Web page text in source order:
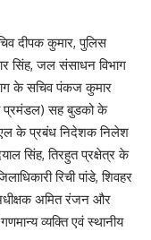
दीपक कुमार, पुलिस
सिंह, जल संसाधन विभाग
के सचिव पंकज कुमार
प्रमंडल) सह बुडको के
के प्रबंध निदेशक निलेश
सिंह, तिरहुत प्रक्षेत्र के
रिची पांडे, शिवहर
अधीक्षक अमित रंजन और
व्यक्ति एवं स्थानीय